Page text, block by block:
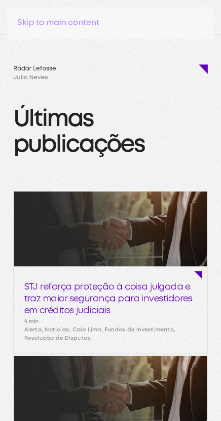
Skip to main content
Radar Lefosse
Julio Neves
Últimas
publicações
STJ reforça proteção à coisa julgada e
traz maior segurança para investidores
em créditos judiciais
4 min
Alerta, Notícias, Caio Lima, Fundos de Investimento,
Resolução de Disputas